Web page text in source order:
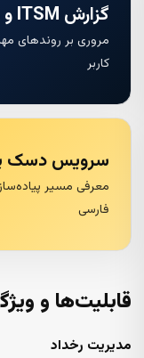
گزارش ITSM و هوش مصنوعی
مروری بر روندهای
کاربر
سرویس دسک
فارسی
قابلیت‌ها و
مدیریت رخداد